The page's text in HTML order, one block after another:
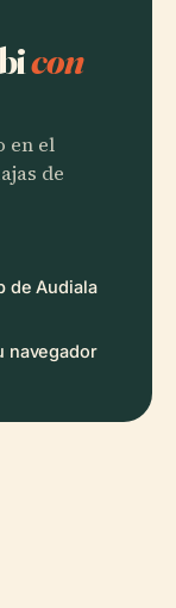
con
en el
de
de Audiala
navegador